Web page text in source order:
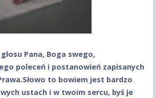
głosu Pana, Boga swego,
poleceń i postanowień zapisanych
Słowo to bowiem jest bardzo
ustach i w twoim sercu, byś je